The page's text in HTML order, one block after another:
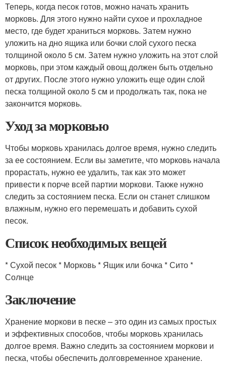
Теперь, когда песок готов, можно начать хранить
морковь. Для этого нужно найти сухое и прохладное
место, где будет храниться морковь. Затем нужно
уложить на дно ящика или бочки слой сухого песка
толщиной около 5 см. Затем нужно уложить на этот слой
морковь, при этом каждый овощ должен быть отдельно
от других. После этого нужно уложить еще один слой
песка толщиной около 5 см и продолжать так, пока не
закончится морковь.
Уход за морковью
Чтобы морковь хранилась долгое время, нужно следить
за ее состоянием. Если вы заметите, что морковь начала
прорастать, нужно ее удалить, так как это может
привести к порче всей партии моркови. Также нужно
следить за состоянием песка. Если он станет слишком
влажным, нужно его перемешать и добавить сухой
песок.
Список необходимых вещей
* Сухой песок * Морковь * Ящик или бочка * Сито *
Солнце
Заключение
Хранение моркови в песке – это один из самых простых
и эффективных способов, чтобы морковь хранилась
долгое время. Важно следить за состоянием моркови и
песка, чтобы обеспечить долговременное хранение.